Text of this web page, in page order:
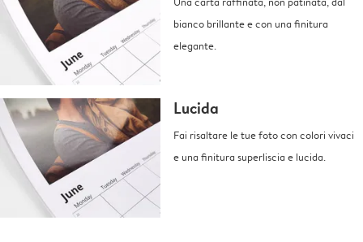
bianco brillante e con una finitura
elegante.
Lucida
Fai risaltare le tue foto con colori vivaci
e una finitura superliscia e lucida.